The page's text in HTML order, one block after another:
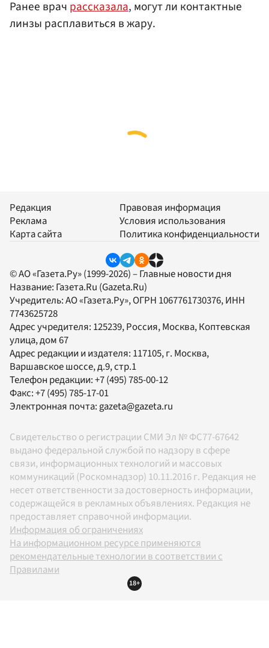
Ранее врач рассказала, могут ли контактные
линзы расплавиться в жару.
Редакция
Реклама
Карта сайта
Правовая информация
Условия использования
Политика конфиденциальности
© АО «Газета.Ру» (1999-2026) – Главные новости дня
Название: Газета.Ru (Gazeta.Ru)
Учредитель:АО «Газета.Ру», ОГРН 1067761730376, ИНН
7743625728
Адрес учредителя: 125239, Россия, Москва, Коптевская
улица, дом 67
Адрес редакции и издателя: 117105, г. Москва,
Варшавское шоссе, д.9, стр.1
Телефон редакции:+7 (495) 785-00-12
Факс:+7 (495) 785-17-01
Электронная почта:gazeta@gazeta.ru
Свидетельство о регистрации СМИ Эл № ФС77-67642
выдано федеральной службой по надзору в сфере
связи, информационных технологий и массовых
коммуникаций (Роскомнадзор) 10.11.2016 г. Редакция не
несет ответственности за достоверность информации,
содержащейся в рекламных объявлениях. Редакция не
предоставляет справочной информации.
Информация об ограничениях
На информационном ресурсе применяются
рекомендательные технологии в соответствии с
Правилами
18+